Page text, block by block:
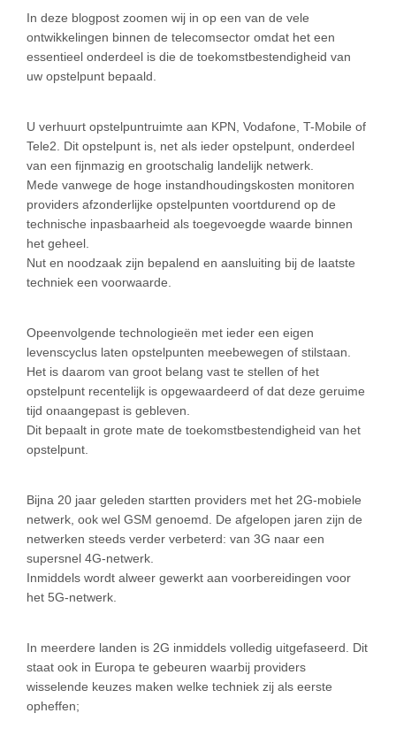
In deze blogpost zoomen wij in op een van de vele
ontwikkelingen binnen de telecomsector omdat het een
essentieel onderdeel is die de toekomstbestendigheid van
uw opstelpunt bepaald.
U verhuurt opstelpuntruimte aan KPN, Vodafone, T-Mobile of
Tele2. Dit opstelpunt is, net als ieder opstelpunt, onderdeel
van een fijnmazig en grootschalig landelijk netwerk.
Mede vanwege de hoge instandhoudingskosten monitoren
providers afzonderlijke opstelpunten voortdurend op de
technische inpasbaarheid als toegevoegde waarde binnen
het geheel.
Nut en noodzaak zijn bepalend en aansluiting bij de laatste
techniek een voorwaarde.
Opeenvolgende technologieën met ieder een eigen
levenscyclus laten opstelpunten meebewegen of stilstaan.
Het is daarom van groot belang vast te stellen of het
opstelpunt recentelijk is opgewaardeerd of dat deze geruime
tijd onaangepast is gebleven.
Dit bepaalt in grote mate de toekomstbestendigheid van het
opstelpunt.
Bijna 20 jaar geleden startten providers met het 2G-mobiele
netwerk, ook wel GSM genoemd. De afgelopen jaren zijn de
netwerken steeds verder verbeterd: van 3G naar een
supersnel 4G-netwerk.
Inmiddels wordt alweer gewerkt aan voorbereidingen voor
het 5G-netwerk.
In meerdere landen is 2G inmiddels volledig uitgefaseerd. Dit
staat ook in Europa te gebeuren waarbij providers
wisselende keuzes maken welke techniek zij als eerste
opheffen;